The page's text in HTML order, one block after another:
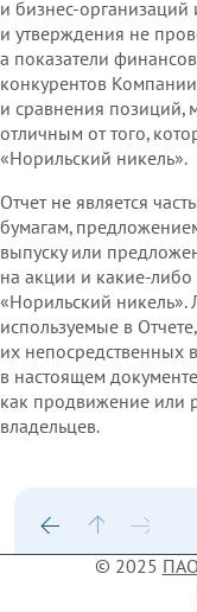
и
и утверждения не
а показатели
конкурентов
и сравнения позиций,
отличным от того,
«Норильский никель».
Отчет не является
бумагам,
выпуску или
на акции и
«Норильский
используемые в
их непосредственных
в настоящем
как продвижение или
владельцев.
© 2025